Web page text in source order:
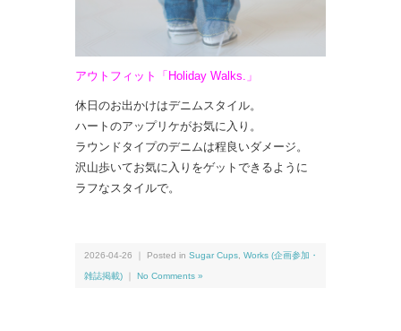
アウトフィット「Holiday Walks.」
休日のお出かけはデニムスタイル。
ハートのアップリケがお気に入り。
ラウンドタイプのデニムは程良いダメージ。
沢山歩いてお気に入りをゲットできるように
ラフなスタイルで。
2026-04-26 ｜ Posted in Sugar Cups, Works (企画参加・
雑誌掲載) No Comments »